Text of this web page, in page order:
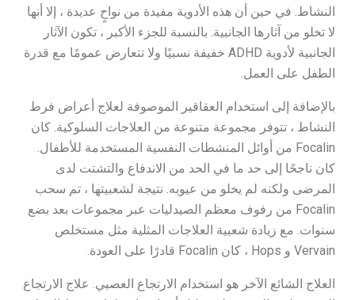
النشاط. في حين أن هذه الأدوية مفيدة من نواحٍ عديدة ، إلا أنها
لا تخلو من آثارها الجانبية. بالنسبة للجزء الأكبر ، تكون الآثار
الجانبية لأدوية ADHD خفيفة نسبيًا ولا تتعارض عمومًا مع قدرة
الطفل على العمل.
بالإضافة إلى استخدام العقاقير الموصوفة لعلاج أعراض فرط
النشاط ، تتوفر مجموعة متنوعة من العلاجات السلوكية. كان
Focalin من أوائل المنشطات النفسية المستخدمة للأطفال.
كان ناجحًا إلى حد ما في الحد من الاندفاع والتشتت لدى
المرضى ولكنه لم يخلو من عيوبه. نتيجة لشعبيتها ، تم سحب
Focalin من رفوف معظم الصيدليات عبر مجموعات بعد بضع
سنوات. مع زيادة شعبية العلاجات المثلية مثل مستخلص
Vervain و Hops ، كان Focalin قادرًا على العودة.
العلاج الشائع الآخر هو استخدام الارتجاع العصبي. علاج الارتجاع